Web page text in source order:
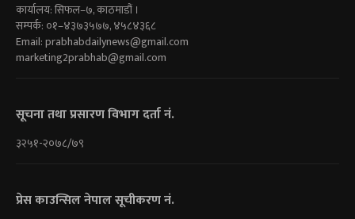
कार्यालय: सिफल–७, काठमाडौं ।
सम्पर्क: ०१–४३७३५७७, ४५८४३६८
Email:prabhabdailynews@gmail.com
marketing2prabhab@gmail.com
सूचना तथा प्रसारण विभाग दर्ता नं.
३२५१-२०७८/७९
प्रेस काउन्सिल नेपाल सूचीकरण नं.